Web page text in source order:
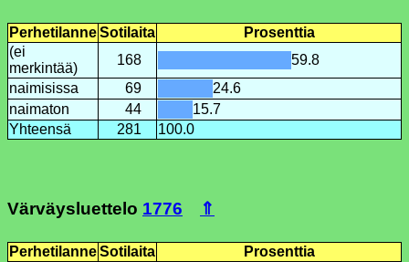
PerhetilanneSotilaita
Prosenttia
(ei
merkintää)
168
59.8
naimisissa
69
24.6
naimaton
44
15.7
Yhteensä
281 100.0
Värväysluettelo 1776 ⇑
PerhetilanneSotilaita
Prosenttia